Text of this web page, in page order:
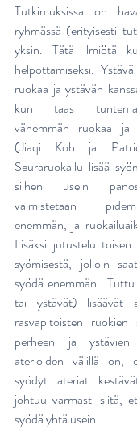
Tutkimuksissa on
ryhmässä (erityisesti
yksin. Tätä ilmiötä
helpottamiseksi.
ruokaa ja ystävän
kun taas
vähemmän ruokaa ja
(Jiaqi Koh ja
Seuraruokailu lisää
siihen usein
valmistetaan
enemmän, ja
Lisäksi jutustelu
syömisestä, jolloin
syödä enemmän.
tai ystävät) lisäävät
rasvapitoisten
perheen ja ystävien
aterioiden välillä on,
syödyt ateriat
johtuu varmasti siitä,
syödä yhtä usein.